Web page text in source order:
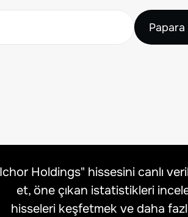
Papara
Ichor Holdings" hissesini canlı
et, öne çıkan istatistikleri
hisseleri keşfetmek ve daha